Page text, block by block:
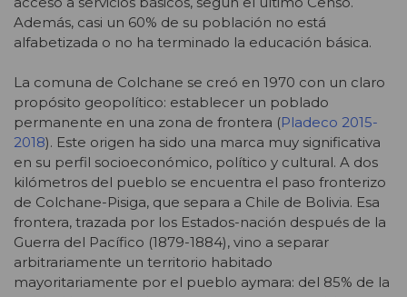
Además, casi un 60% de su población no está
alfabetizada o no ha terminado la educación básica.
La comuna de Colchane se creó en 1970 con un claro
propósito geopolítico: establecer un poblado
permanente en una zona de frontera (Pladeco 2015-
2018). Este origen ha sido una marca muy significativa
en su perfil socioeconómico, político y cultural. A dos
kilómetros del pueblo se encuentra el paso fronterizo
de Colchane-Pisiga, que separa a Chile de Bolivia. Esa
frontera, trazada por los Estados-nación después de la
Guerra del Pacífico (1879-1884), vino a separar
arbitrariamente un territorio habitado
mayoritariamente por el pueblo aymara: del 85% de la